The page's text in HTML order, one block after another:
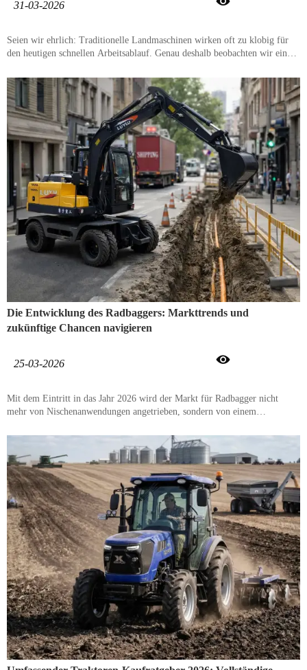
31-03-2026
Seien wir ehrlich: Traditionelle Landmaschinen wirken oft zu klobig für
den heutigen schnellen Arbeitsablauf. Genau deshalb beobachten wir einen
anstelle von nur großen Traktoren. Moderne landwirtschaftliche Bagger –
insbesondere vielseitige kompakte Radbagger wie der Luyu LY75C –
beweisen, dass man keine riesige Flotte benötigt, um schwere Arbeiten zu
erledigen. Ob Sie nun Entwässerungsgräben ausheben oder ein Feld ebnen,
diese Maschinen bieten eine Kombination aus Geschwindigkeit und Kraft,
die alte Kettenfahrzeuge einfach nicht erreichen können.
Die Entwicklung des Radbaggers: Markttrends und
zukünftige Chancen navigieren
25-03-2026 
Mit dem Eintritt in das Jahr 2026 wird der Markt für Radbagger nicht
mehr von Nischenanwendungen angetrieben, sondern von einem
modernen Auftragnehmer hat sich der Radbagger von einer sekundären
Unterstützungsmaschine zu einem Eckpfeiler der Flotte entwickelt.